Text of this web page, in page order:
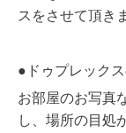
スをさせて頂き
●ドゥプレック
お部屋のお写真
し、場所の目処